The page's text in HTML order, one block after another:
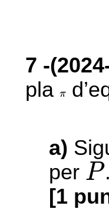
7 -
pla π
π
a)
per P
P
[1